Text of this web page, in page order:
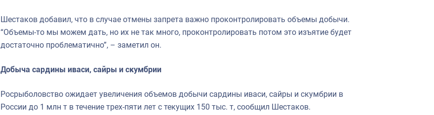
Шестаков добавил, что в случае отмены запрета важно проконтролировать объемы добычи.
“Объемы-то мы можем дать, но их не так много, проконтролировать потом это изъятие будет
достаточно проблематично”, – заметил он.
Добыча сардины иваси, сайры и скумбрии
Росрыболовство ожидает увеличения объемов добычи сардины иваси, сайры и скумбрии в
России до 1 млн т в течение трех-пяти лет с текущих 150 тыс. т, сообщил Шестаков.